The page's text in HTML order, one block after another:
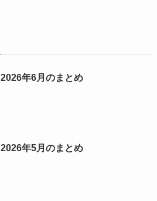
2026年6月のまとめ
2026年5月のまとめ